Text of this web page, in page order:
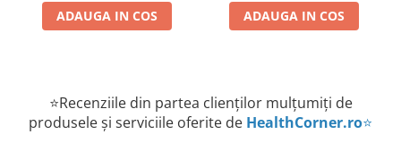
ADAUGA IN COS ADAUGA IN COS
⭐Recenziile din partea clienților mulțumiți de
produsele și serviciile oferite de HealthCorner.ro⭐